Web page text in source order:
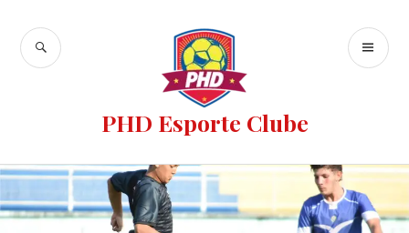
PHD Esporte Clube